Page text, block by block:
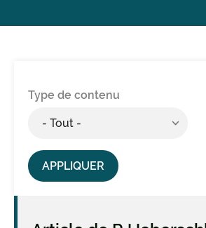
Type de contenu